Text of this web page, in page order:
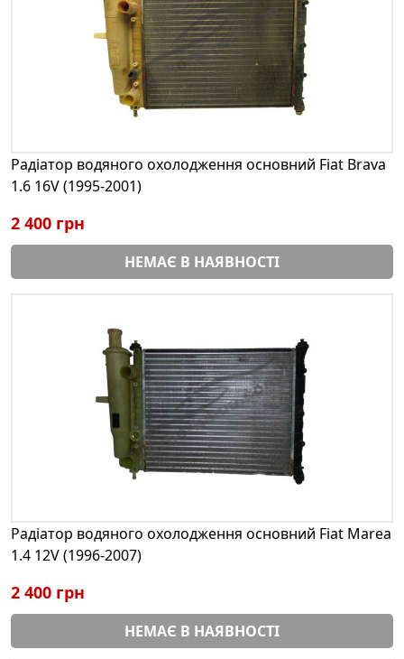
Радіатор водяного охолодження основний Fiat Brava
1.6 16V (1995-2001)
2 400 грн
НЕМАЄ В НАЯВНОСТІ
Радіатор водяного охолодження основний Fiat Marea
1.4 12V (1996-2007)
2 400 грн
НЕМАЄ В НАЯВНОСТІ